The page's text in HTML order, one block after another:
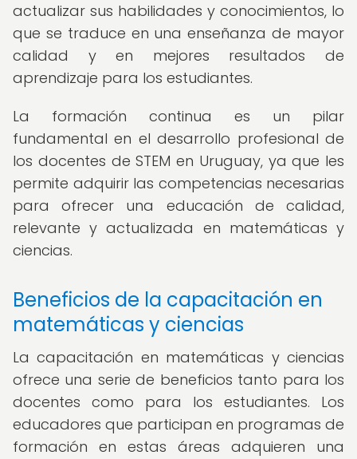
actualizar sus habilidades y conocimientos, lo
que se traduce en una enseñanza de mayor
calidad y en mejores resultados de
aprendizaje para los estudiantes.
La formación continua es un pilar
fundamental en el desarrollo profesional de
los docentes de STEM en Uruguay, ya que les
permite adquirir las competencias necesarias
para ofrecer una educación de calidad,
relevante y actualizada en matemáticas y
ciencias.
Beneficios de la capacitación en
matemáticas y ciencias
La capacitación en matemáticas y ciencias
ofrece una serie de beneficios tanto para los
docentes como para los estudiantes. Los
educadores que participan en programas de
formación en estas áreas adquieren una